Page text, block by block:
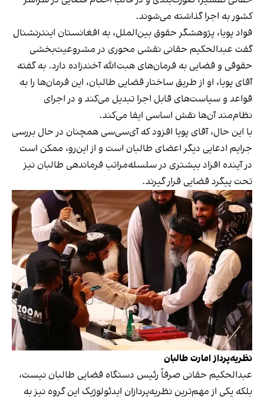
کشور به اجرا گذاشته می‌شوند.
فواد پویا، پژوهشگر حقوق بین‌الملل، به افغانستان اینترنشنال
گفت عبدالحکیم حقانی نقشی محوری در مشروعیت‌بخشی
حقوقی و قضایی به فرمان‌های هبت‌الله آخندزاده دارد. به گفته
آقای پویا، او از طریق ساختار قضایی طالبان، این فرمان‌ها را به
قواعد و سیاست‌های قابل اجرا تبدیل می‌کند و در اجرای
نظام‌مند آن‌ها نقش اساسی ایفا می‌کند.
با این حال، آقای پویا افزود که آی‌سی‌سی همچنان در حال بررسی
جرایم ادعایی دیگر اعضای طالبان است و از این‌رو، ممکن است
در آینده افراد بیشتری در سلسله‌مراتب فرماندهی طالبان نیز
تحت پیگرد قضایی قرار گیرند.
نظریه‌پرداز امارت طالبان
عبدالحکیم حقانی صرفاً رئیس دستگاه قضایی طالبان نیست،
بلکه یکی از مهم‌ترین نظریه‌پردازان ایدئولوژیک این گروه نیز به